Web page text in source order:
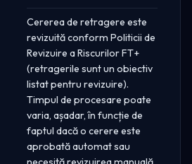
Cererea de retragere este
revizuită conform Politicii de
Revizuire a Riscurilor FT+
(retragerile sunt un obiectiv
listat pentru revizuire).
Timpul de procesare poate
varia, așadar, în funcție de
faptul dacă o cerere este
aprobată automat sau